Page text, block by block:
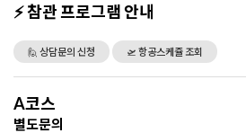
⚡ 참관 프로그램 안내
🙋 상담문의 신청 🛫 항공스케쥴 조회
A코스
별도문의